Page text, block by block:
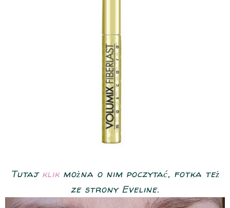
Tutaj klik można o nim poczytać, fotka też
ze strony Eveline.